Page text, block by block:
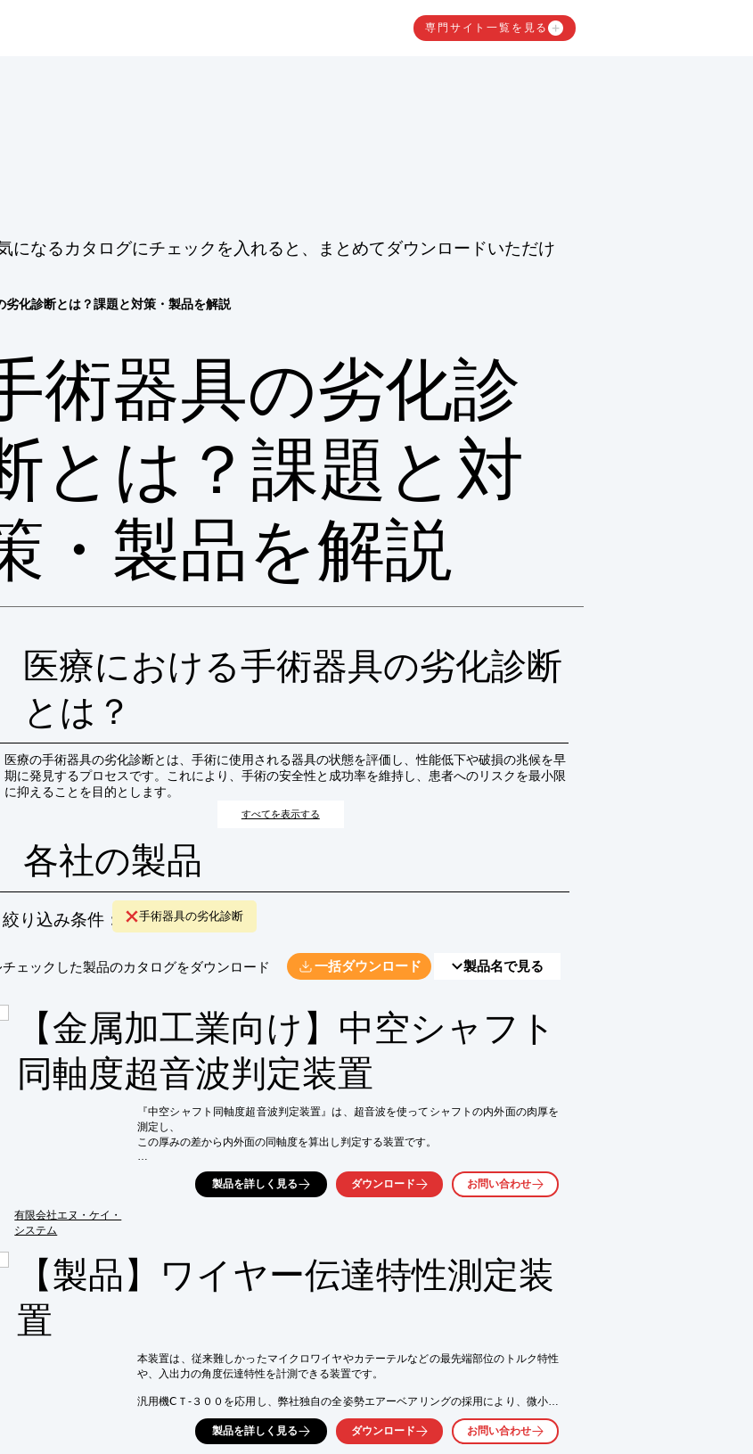
専門サイト一覧を見る
になるカタログにチェックを入れると、まとめてダウンロードいただけ
劣化診断とは？課題と対策・製品を解説
術器具の劣化診
とは？課題と対
・製品を解説
医療における手術器具の劣化診断
とは？
医療の手術器具の劣化診断とは、手術に使用される器具の状態を評価し、性能低下や破損の兆候を早
期に発見するプロセスです。これにより、手術の安全性と成功率を維持し、患者へのリスクを最小限
に抑えることを目的とします。
すべてを表示する
各社の製品
絞り込み条件： 手術器具の劣化診断
ェックした製品のカタログをダウンロード 一括ダウンロード 製品名で見る
【金属加工業向け】中空シャフト
同軸度超音波判定装置
有限会社エヌ・ケイ・
システム
『中空シャフト同軸度超音波判定装置』は、超音波を使ってシャフトの内外面の肉厚を
測定し、
この厚みの差から内外面の同軸度を算出し判定する装置です。
測定治具上にセットした検査材を回転させる事で、全周の肉厚を測定し、同軸度の判定
を行います。
検査結果は、データ処理ユニット内のPCへ保存されます。（通常CSV形式）
測定材は、中空のシャフトや円筒形状のパイプとなります。
製品を詳しく見る ダウンロード お問い合わせ
【製品】ワイヤー伝達特性測定装
置
本装置は、従来難しかったマイクロワイヤやカテーテルなどの最先端部位のトルク特性
や、入出力の角度伝達特性を計測できる装置です。
汎用機ⅭＴ-３００を応用し、弊社独自の全姿勢エアーベアリングの採用により、微小特
性を測定することが可能です。
また、本装置の応用によりワイヤーやＰＴＣＡの操作性を評価でき、従来難しかった操
作感を、グラフとデータより、数値化することが出来ます。
製品を詳しく見る ダウンロード お問い合わせ